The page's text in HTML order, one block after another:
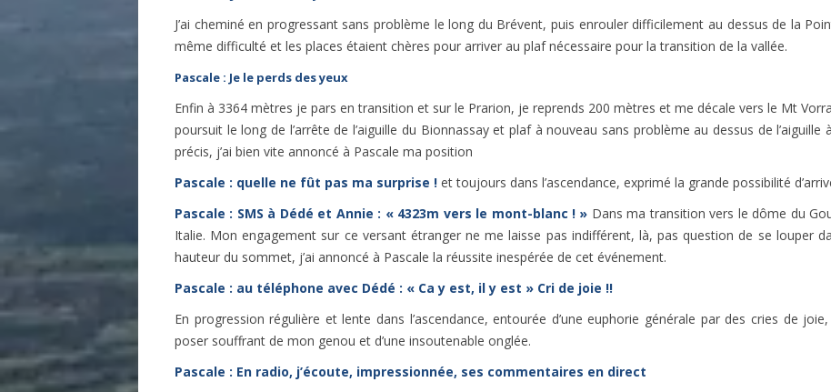
J’ai cheminé en progressant sans problème le long du Brévent, puis enrouler difficilement au dessus de la
même difficulté et les places étaient chères pour arriver au plaf nécessaire pour la transition de la vallée.
Pascale : Je le perds des yeux
Enfin à 3364 mètres je pars en transition et sur le Prarion, je reprends 200 mètres et me décale vers le Mt
poursuit le long de l’arrête de l’aiguille du Bionnassay et plaf à nouveau sans problème au dessus de
précis, j’ai bien vite annoncé à Pascale ma position
Pascale : quelle ne fût pas ma surprise ! et toujours dans l’ascendance, exprimé la grande possibilité
Pascale : SMS à Dédé et Annie : « 4323m vers le mont-blanc ! » Dans ma transition vers le dôme du
Italie. Mon engagement sur ce versant étranger ne me laisse pas indifférent, là, pas question de se louper
hauteur du sommet, j’ai annoncé à Pascale la réussite inespérée de cet événement.
Pascale : au téléphone avec Dédé : « Ca y est, il y est » Cri de joie !!
En progression régulière et lente dans l’ascendance, entourée d’une euphorie générale par des cries de
poser souffrant de mon genou et d’une insoutenable onglée.
Pascale : En radio, j’écoute, impressionnée, ses commentaires en direct